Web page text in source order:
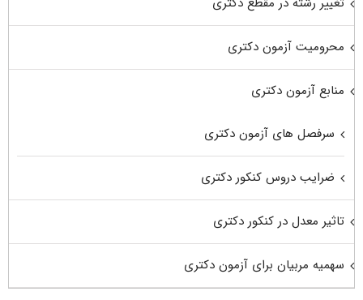
محرومیت آزمون دکتری
منابع آزمون دکتری
سرفصل های آزمون دکتری
ضرایب دروس کنکور دکتری
تاثیر معدل در کنکور دکتری
سهمیه مربیان برای آزمون دکتری